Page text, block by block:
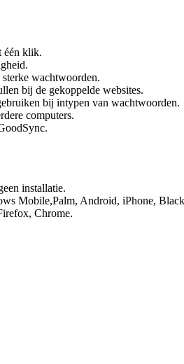
één klik.
wachtwoorden.
bij de gekoppelde websites.
bij intypen van wachtwoorden.
computers.
installatie.
Mobile,Palm, Android, iPhone,
Chrome.